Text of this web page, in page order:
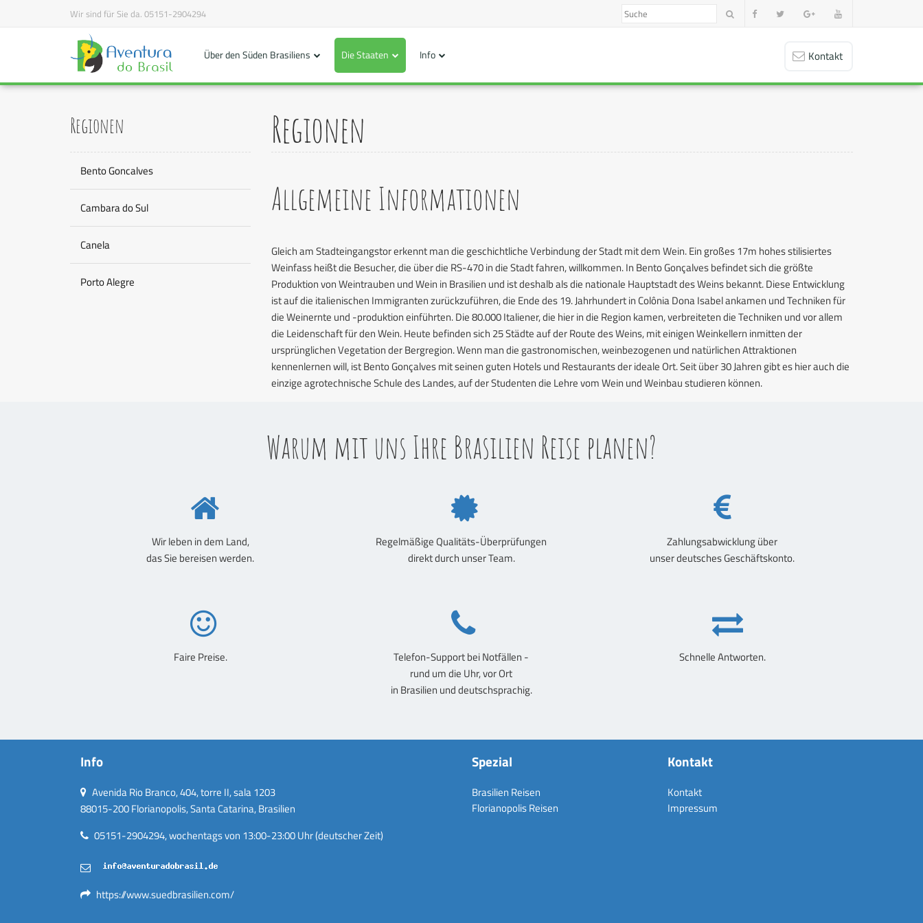
Wir sind für Sie da. 05151-2904294
Über den Süden Brasiliens Die Staaten Info Kontakt
Regionen
Bento Goncalves
Cambara do Sul
Canela
Porto Alegre
Regionen
Allgemeine Informationen
Gleich am Stadteingangstor erkennt man die geschichtliche Verbindung der Stadt mit dem Wein. Ein großes 17m hohes stilisiertes
Weinfass heißt die Besucher, die über die RS-470 in die Stadt fahren, willkommen. In Bento Gonçalves befindet sich die größte
Produktion von Weintrauben und Wein in Brasilien und ist deshalb als die nationale Hauptstadt des Weins bekannt. Diese Entwicklung
ist auf die italienischen Immigranten zurückzuführen, die Ende des 19. Jahrhundert in Colônia Dona Isabel ankamen und Techniken für
die Weinernte und -produktion einführten. Die 80.000 Italiener, die hier in die Region kamen, verbreiteten die Techniken und vor allem
die Leidenschaft für den Wein. Heute befinden sich 25 Städte auf der Route des Weins, mit einigen Weinkellern inmitten der
ursprünglichen Vegetation der Bergregion. Wenn man die gastronomischen, weinbezogenen und natürlichen Attraktionen
kennenlernen will, ist Bento Gonçalves mit seinen guten Hotels und Restaurants der ideale Ort. Seit über 30 Jahren gibt es hier auch die
einzige agrotechnische Schule des Landes, auf der Studenten die Lehre vom Wein und Weinbau studieren können.
Warum mit uns Ihre Brasilien Reise planen?
Wir leben in dem Land,
das Sie bereisen werden.
Regelmäßige Qualitäts-Überprüfungen
direkt durch unser Team.
Zahlungsabwicklung über
unser deutsches Geschäftskonto.
Faire Preise.
Telefon-Support bei Notfällen -
rund um die Uhr, vor Ort
in Brasilien und deutschsprachig.
Schnelle Antworten.
Info
Avenida Rio Branco, 404, torre II, sala 1203
88015-200 Florianopolis, Santa Catarina, Brasilien
05151-2904294, wochentags von 13:00-23:00 Uhr (deutscher Zeit)
https://www.suedbrasilien.com/
Spezial
Brasilien Reisen
Florianopolis Reisen
Kontakt
Kontakt
Impressum